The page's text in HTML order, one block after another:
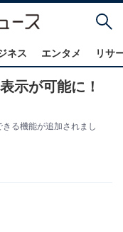
ネス エンタメ リサ
示が可能に！
る機能が追加されまし